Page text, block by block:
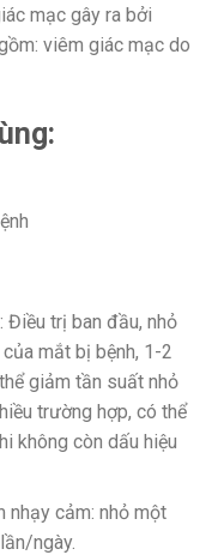
mạc gây ra bởi
viêm giác mạc do
Điều trị ban đầu, nhỏ
mắt bị bệnh, 1-2
giảm tần suất nhỏ
trường hợp, có thể
không còn dấu hiệu
nhạy cảm: nhỏ một
ngày.